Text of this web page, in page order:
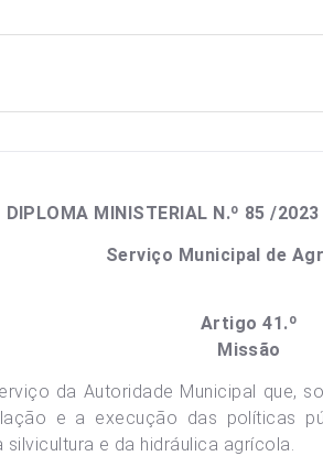
DIPLOMA MINISTERIAL N.º 85 /
Serviço Municipal de
Artigo 41.º
Missão
da Autoridade Municipal que,
e a execução das políticas
e da hidráulica agrícola.